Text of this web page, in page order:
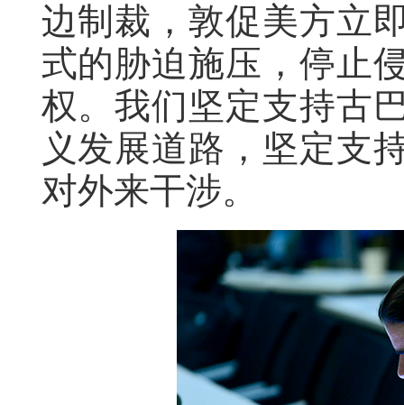
边制裁，敦促美方立
式的胁迫施压，停止
权。我们坚定支持古
义发展道路，坚定支
对外来干涉。